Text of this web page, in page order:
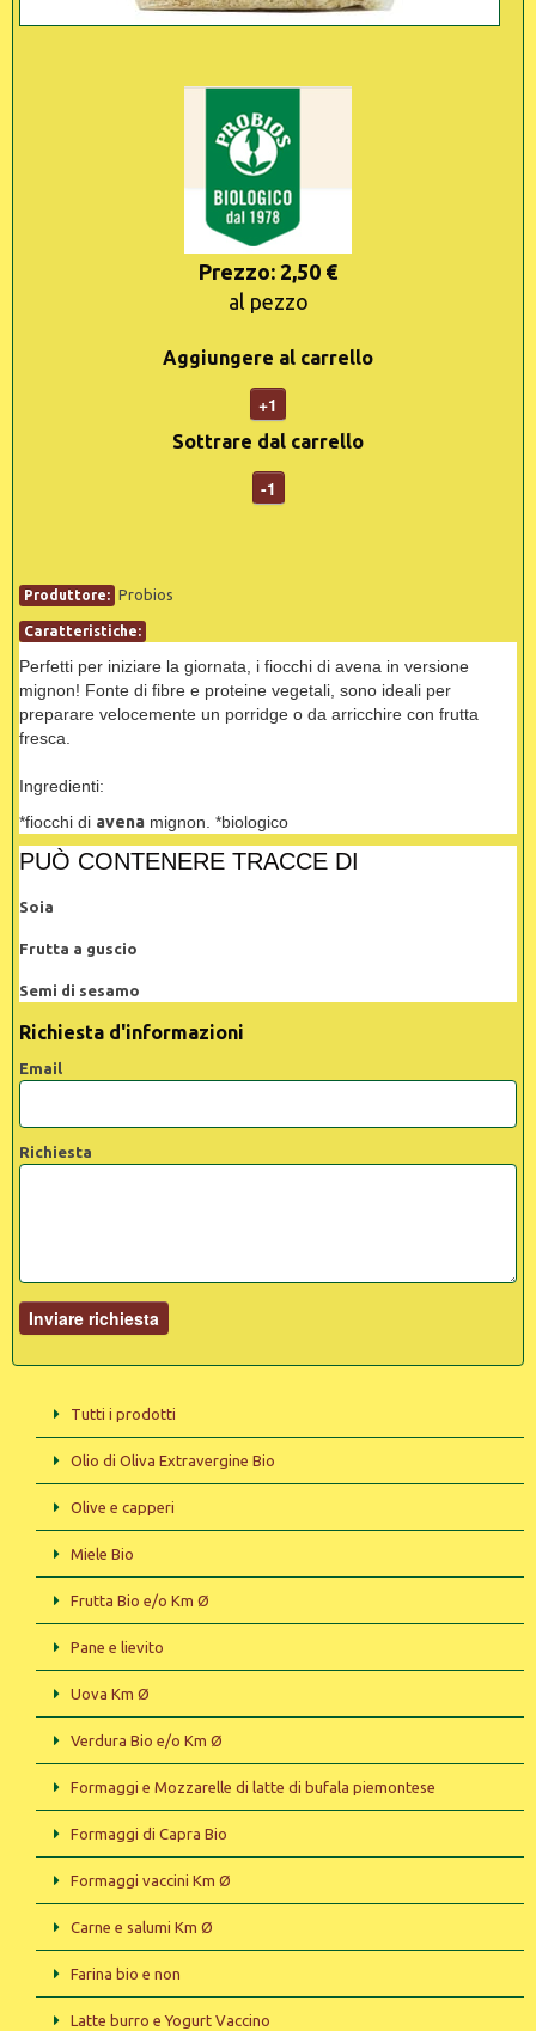
Prezzo: 2,50 €
al pezzo
Aggiungere al carrello
+1
Sottrare dal carrello
-1
Produttore: Probios
Caratteristiche:
Perfetti per iniziare la giornata, i fiocchi di avena in versione
mignon! Fonte di fibre e proteine vegetali, sono ideali per
preparare velocemente un porridge o da arricchire con frutta
fresca.
Ingredienti:
*fiocchi di avena mignon. *biologico
PUÒ CONTENERE TRACCE DI
Soia
Frutta a guscio
Semi di sesamo
Richiesta d'informazioni
Email
Richiesta
Tutti i prodotti
Olio di Oliva Extravergine Bio
Olive e capperi
Miele Bio
Frutta Bio e/o Km Ø
Pane e lievito
Uova Km Ø
Verdura Bio e/o Km Ø
Formaggi e Mozzarelle di latte di bufala piemontese
Formaggi di Capra Bio
Formaggi vaccini Km Ø
Carne e salumi Km Ø
Farina bio e non
Latte burro e Yogurt Vaccino